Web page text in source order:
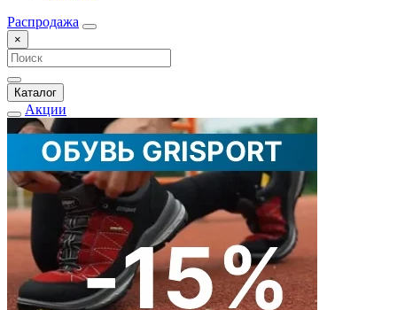
Распродажа
×
Каталог
Акции